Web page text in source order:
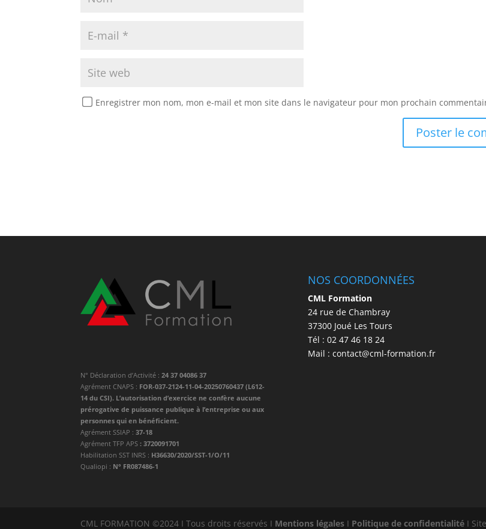
Enregistrer mon nom, mon e-mail et mon site dans le navigateur pour mon prochain
N° Déclaration d’Activité :24 37 04086 37
Agrément CNAPS : FOR-037-2124-11-04-20250760437 (L612-
14 du CSI). L’autorisation d’exercice ne confère aucune
prérogative de puissance publique à l’entreprise ou aux
personnes qui en bénéficient.
Agrément SSIAP :37-18
Agrément TFP APS : 3720091701
Habilitation SST INRS : H36630/2020/SST-1/O/11
Qualiopi : N° FR087486-1
NOS COORDONNÉES
CML Formation
24 rue de Chambray
37300 Joué Les Tours
Tél : 02 47 46 18 24
Mail : contact@cml-formation.fr
CML FORMATION ©2024 I Tous droits réservés I Mentions légales I Politique de confidentialité I